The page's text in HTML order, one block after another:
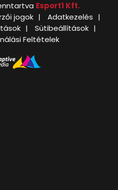
Esport1 Kft.
jogok
Adatkezelés
Sütibeállítások
Feltételek